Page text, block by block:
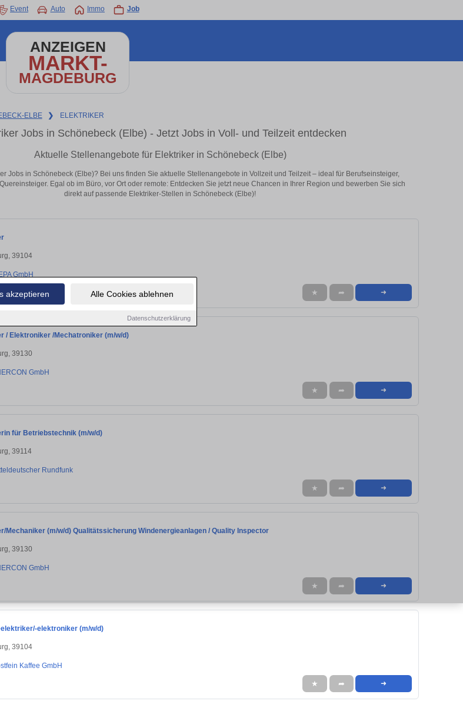
akzeptieren Alle Cookies ablehnen
Datenschutzerklärung
Event Auto Immo Job
ANZEIGEN
MARKT-
MAGDEBURG
ELBE ❯ ELEKTRIKER
Jobs in Schönebeck (Elbe) - Jetzt Jobs in Voll- und Teilzeit entdecken
Aktuelle Stellenangebote für Elektriker in Schönebeck (Elbe)
Jobs in Schönebeck (Elbe)? Bei uns finden Sie aktuelle Stellenangebote in Vollzeit und Teilzeit – ideal für Berufseinsteiger,
Egal ob im Büro, vor Ort oder remote: Entdecken Sie jetzt neue Chancen in Ihrer Region und bewerben Sie sich
direkt auf passende Elektriker-Stellen in Schönebeck (Elbe)!
39104
GmbH
★ ➦ ➜
/ Elektroniker /Mechatroniker (m/w/d)
39130
GmbH
★ ➦ ➜
für Betriebstechnik (m/w/d)
39114
Rundfunk
★ ➦ ➜
Mechaniker (m/w/d) Qualitätssicherung Windenergieanlagen / Quality Inspector
39130
GmbH
★ ➦ ➜
elektroniker (m/w/d)
39104
Kaffee GmbH
★ ➦ ➜